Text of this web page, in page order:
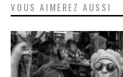
VOUS AIMEREZ AUSSI